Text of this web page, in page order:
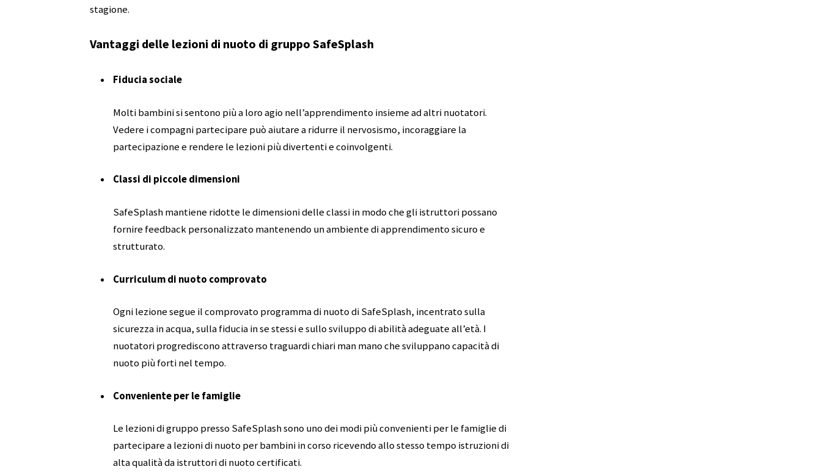
stagione.
Vantaggi delle lezioni di nuoto di gruppo SafeSplash
Fiducia sociale
Molti bambini si sentono più a loro agio nell’apprendimento insieme ad altri nuotatori.
Vedere i compagni partecipare può aiutare a ridurre il nervosismo, incoraggiare la
partecipazione e rendere le lezioni più divertenti e coinvolgenti.
Classi di piccole dimensioni
SafeSplash mantiene ridotte le dimensioni delle classi in modo che gli istruttori possano
fornire feedback personalizzato mantenendo un ambiente di apprendimento sicuro e
strutturato.
Curriculum di nuoto comprovato
Ogni lezione segue il comprovato programma di nuoto di SafeSplash, incentrato sulla
sicurezza in acqua, sulla fiducia in se stessi e sullo sviluppo di abilità adeguate all’età. I
nuotatori progrediscono attraverso traguardi chiari man mano che sviluppano capacità di
nuoto più forti nel tempo.
Conveniente per le famiglie
Le lezioni di gruppo presso SafeSplash sono uno dei modi più convenienti per le famiglie di
partecipare a lezioni di nuoto per bambini in corso ricevendo allo stesso tempo istruzioni di
alta qualità da istruttori di nuoto certificati.